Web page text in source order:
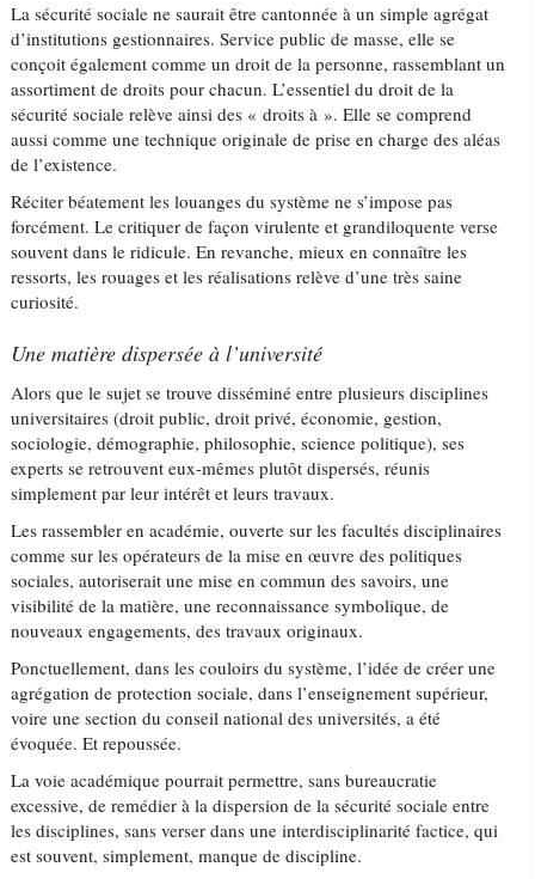
La sécurité sociale ne saurait être cantonnée à un simple agrégat
d’institutions gestionnaires. Service public de masse, elle se
conçoit également comme un droit de la personne, rassemblant un
assortiment de droits pour chacun. L’essentiel du droit de la
sécurité sociale relève ainsi des « droits à ». Elle se comprend
aussi comme une technique originale de prise en charge des aléas
de l’existence.
Réciter béatement les louanges du système ne s’impose pas
forcément. Le critiquer de façon virulente et grandiloquente verse
souvent dans le ridicule. En revanche, mieux en connaître les
ressorts, les rouages et les réalisations relève d’une très saine
curiosité.
Une matière dispersée à l’université
Alors que le sujet se trouve disséminé entre plusieurs disciplines
universitaires (droit public, droit privé, économie, gestion,
sociologie, démographie, philosophie, science politique), ses
experts se retrouvent eux-mêmes plutôt dispersés, réunis
simplement par leur intérêt et leurs travaux.
Les rassembler en académie, ouverte sur les facultés disciplinaires
comme sur les opérateurs de la mise en œuvre des politiques
sociales, autoriserait une mise en commun des savoirs, une
visibilité de la matière, une reconnaissance symbolique, de
nouveaux engagements, des travaux originaux.
Ponctuellement, dans les couloirs du système, l’idée de créer une
agrégation de protection sociale, dans l’enseignement supérieur,
voire une section du conseil national des universités, a été
évoquée. Et repoussée.
La voie académique pourrait permettre, sans bureaucratie
excessive, de remédier à la dispersion de la sécurité sociale entre
les disciplines, sans verser dans une interdisciplinarité factice, qui
est souvent, simplement, manque de discipline.